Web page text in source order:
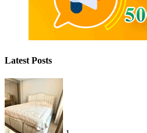
Latest Posts